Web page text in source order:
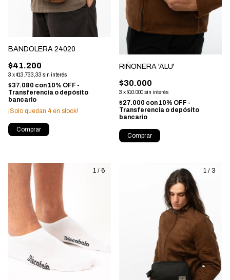
BANDOLERA 24020
$41.200
3 x$13.733,33 sin interés
$37.080 con 10% OFF -
Transferencia o depósito
bancario
¡Solo quedan 4 en stock!
Comprar
RIÑONERA 'ALU'
$30.000
3 x$10.000sin interés
$27.000 con 10% OFF -
Transferencia o depósito
bancario
Comprar
1 / 6 1 / 3